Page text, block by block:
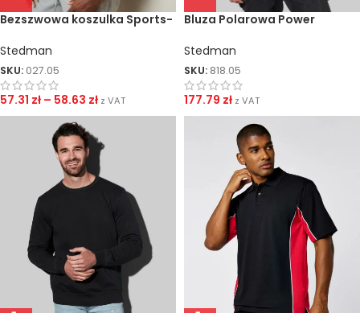
Bezszwowa koszulka Sports-
Stedman
SKU: 027.05
57.31 zł – 58.63 zł z VAT
Bluza Polarowa Power
Stedman
SKU: 818.05
177.79 zł z VAT